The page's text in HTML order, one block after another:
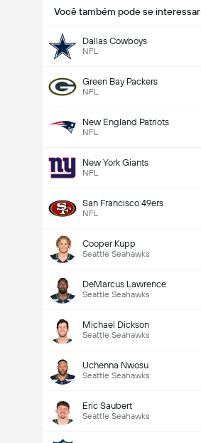
Você também pode se interessar
Dallas Cowboys
NFL
Green Bay Packers
NFL
New England Patriots
NFL
New York Giants
NFL
San Francisco 49ers
NFL
Cooper Kupp
Seattle Seahawks
DeMarcus Lawrence
Seattle Seahawks
Michael Dickson
Seattle Seahawks
Uchenna Nwosu
Seattle Seahawks
Eric Saubert
Seattle Seahawks